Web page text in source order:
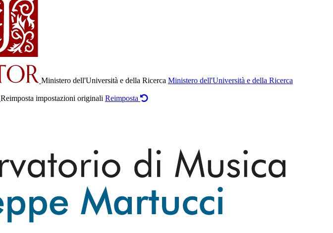
Ministero dell'Università e della Ricerca Ministero dell'Università e della Ricerca
Reimposta impostazioni originali Reimposta